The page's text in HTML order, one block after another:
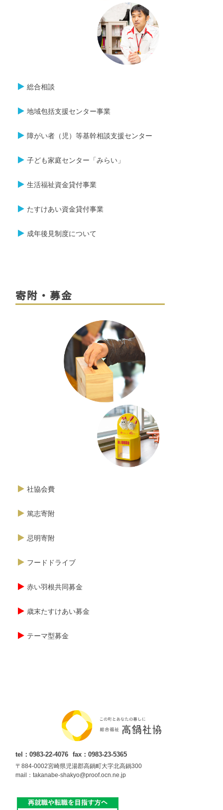
総合相談
地域包括支援センター事業
障がい者（児）等基幹相談支援センター
子ども家庭センター「みらい」
生活福祉資金貸付事業
たすけあい資金貸付事業
成年後見制度について
寄附・募金
社協会費
篤志寄附
忌明寄附
フードドライブ
赤い羽根共同募金
歳末たすけあい募金
テーマ型募金
tel：0983-22-4076 fax：0983-23-5365
〒884-0002宮崎県児湯郡高鍋町大字北高鍋300
mail：takanabe-shakyo@proof.ocn.ne.jp